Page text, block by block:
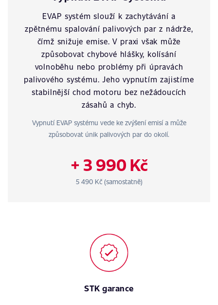
EVAP systém slouží k zachytávání a
zpětnému spalování palivových par z nádrže,
čímž snižuje emise. V praxi však může
způsobovat chybové hlášky, kolísání
volnoběhu nebo problémy při úpravách
palivového systému. Jeho vypnutím zajistíme
stabilnější chod motoru bez nežádoucích
zásahů a chyb.
Vypnutí EVAP systému vede ke zvýšení emisí a může
způsobovat únik palivových par do okolí.
+ 3 990 Kč
5 490 Kč (samostatně)
STK garance